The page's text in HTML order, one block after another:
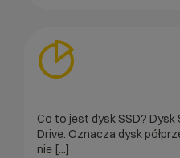
Co to jest dysk SSD?
Drive. Oznacza dysk
nie [...]